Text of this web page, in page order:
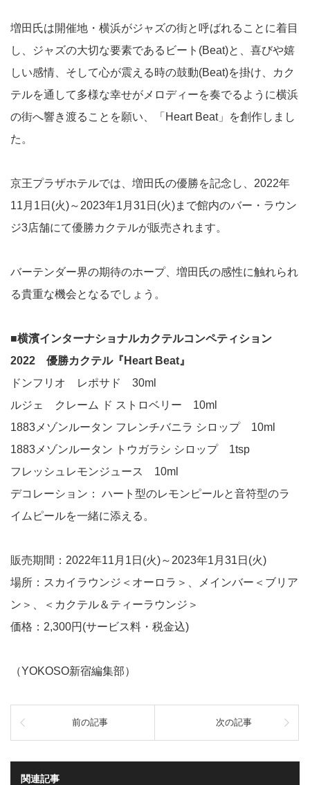
増田氏は開催地・横浜がジャズの街と呼ばれることに着目
し、ジャズの大切な要素であるビート(Beat)と、喜びや嬉
しい感情、そして心が震える時の鼓動(Beat)を掛け、カク
テルを通して多様な幸せがメロディーを奏でるように横浜
の街へ響き渡ることを願い、「Heart Beat」を創作しまし
た。
京王プラザホテルでは、増田氏の優勝を記念し、2022年
11月1日(火)～2023年1月31日(火)まで館内のバー・ラウン
ジ3店舗にて優勝カクテルが販売されます。
バーテンダー界の期待のホープ、増田氏の感性に触れられ
る貴重な機会となるでしょう。
■横濱インターナショナルカクテルコンペティション
2022 優勝カクテル『Heart Beat』
ドンフリオ レポサド 30ml
ルジェ クレーム ド ストロベリー 10ml
1883メゾンルータン フレンチバニラ シロップ 10ml
1883メゾンルータン トウガラシ シロップ 1tsp
フレッシュレモンジュース 10ml
デコレーション： ハート型のレモンピールと音符型のラ
イムピールを一緒に添える。
販売期間：2022年11月1日(火)～2023年1月31日(火)
場所：スカイラウンジ＜オーロラ＞、メインバー＜ブリア
ン＞、＜カクテル＆ティーラウンジ＞
価格：2,300円(サービス料・税金込)
（YOKOSO新宿編集部）
前の記事 次の記事
関連記事